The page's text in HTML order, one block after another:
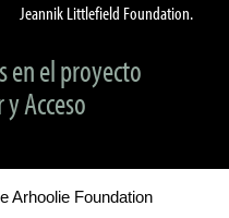
Jeannik Littlefield Foundation.
en el proyecto
Acceso
Arhoolie Foundation